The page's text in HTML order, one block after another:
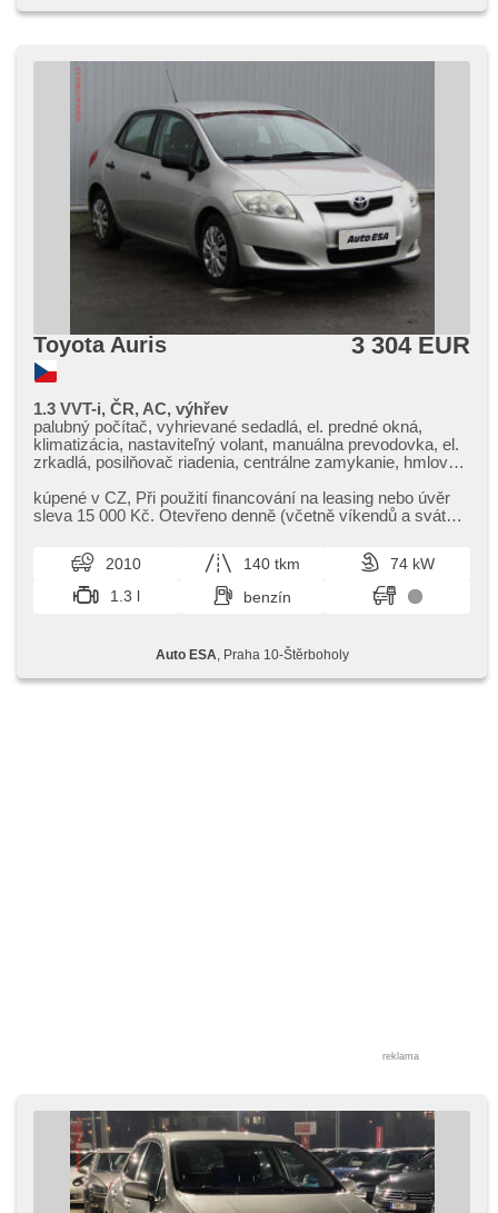
Toyota Auris 3 304 EUR
1.3 VVT-i, ČR, AC, výhřev
palubný počítač, vyhrievané sedadlá, el. predné okná,
klimatizácia, nastaviteľný volant, manuálna prevodovka, el.
zrkadlá, posilňovač riadenia, centrálne zamykanie, hmlové
airbag
kúpené v CZ,​ Při použití financování na leasing nebo úvěr
sleva 15 000 Kč. Otevřeno denně (včetně víkendů a svátků)
2010 140 tkm
74 kW
1.3 l
benzín
Auto ESA , Praha 10-Štěrboholy
reklama